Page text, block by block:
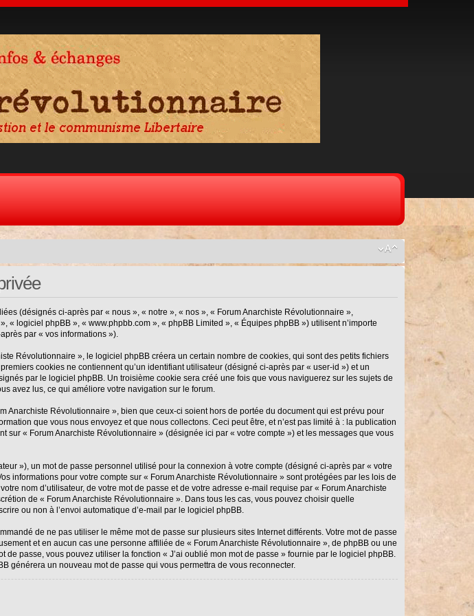
(désignés ci-après par « nous », « notre », « nos », « Forum Anarchiste Révolutionnaire »,
logiciel phpBB », « www.phpbb.com », « phpBB Limited », « Équipes phpBB ») utilisent n’importe
par « vos informations »).
Révolutionnaire », le logiciel phpBB créera un certain nombre de cookies, qui sont des petits fichiers
cookies ne contiennent qu’un identifiant utilisateur (désigné ci-après par « user-id ») et un
par le logiciel phpBB. Un troisième cookie sera créé une fois que vous naviguerez sur les sujets de
avez lus, ce qui améliore votre navigation sur le forum.
Révolutionnaire », bien que ceux-ci soient hors de portée du document qui est prévu pour
que vous nous envoyez et que nous collectons. Ceci peut être, et n’est pas limité à : la publication
« Forum Anarchiste Révolutionnaire » (désignée ici par « votre compte ») et les messages que vous
»), un mot de passe personnel utilisé pour la connexion à votre compte (désigné ci-après par « votre
informations pour votre compte sur « Forum Anarchiste Révolutionnaire » sont protégées par les lois de
nom d’utilisateur, de votre mot de passe et de votre adresse e-mail requise par « Forum Anarchiste
de « Forum Anarchiste Révolutionnaire ». Dans tous les cas, vous pouvez choisir quelle
ou non à l’envoi automatique d’e-mail par le logiciel phpBB.
de ne pas utiliser le même mot de passe sur plusieurs sites Internet différents. Votre mot de passe
et en aucun cas une personne affiliée de « Forum Anarchiste Révolutionnaire », de phpBB ou une
passe, vous pouvez utiliser la fonction « J’ai oublié mon mot de passe » fournie par le logiciel phpBB.
générera un nouveau mot de passe qui vous permettra de vous reconnecter.